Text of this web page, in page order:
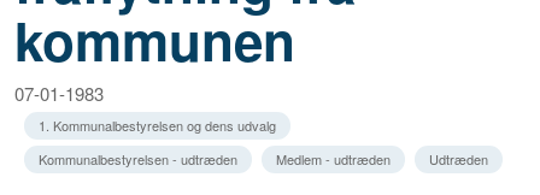
kommunen
07-01-1983
1. Kommunalbestyrelsen og dens udvalg
Kommunalbestyrelsen - udtræden
Medlem - udtræden Udtræden